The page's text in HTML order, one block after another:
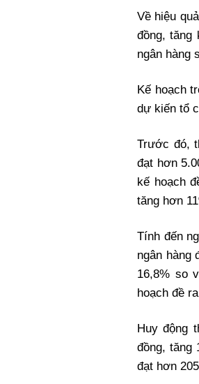
Về hiệu
đồng, tăng
ngân hàng
Kế hoạch
dự kiến tổ
Trước đó,
đạt hơn
kế hoạch
tăng hơn
Tính đến
ngân hàng
16,8% so
hoạch đề
Huy động
đồng, tăng
đạt hơn